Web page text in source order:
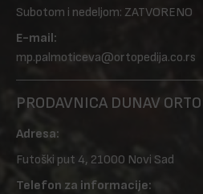
Subotom i nedeljom: ZATVORENO
E-mail:
mp.palmoticeva@ortopedija.co.rs
PRODAVNICA DUNAV
Adresa:
Futoški put 4, 21000 Novi Sad
Telefon za informacije: